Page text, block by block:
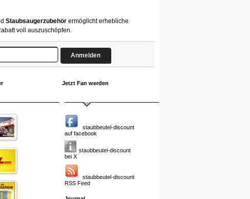
Staubsaugerzubehör ermöglicht erhebliche
voll auszuschöpfen.
Jetzt Fan werden
staubbeutel-discount
auf facebook
staubbeutel-discount
bei X
staubbeutel-discount
RSS Feed